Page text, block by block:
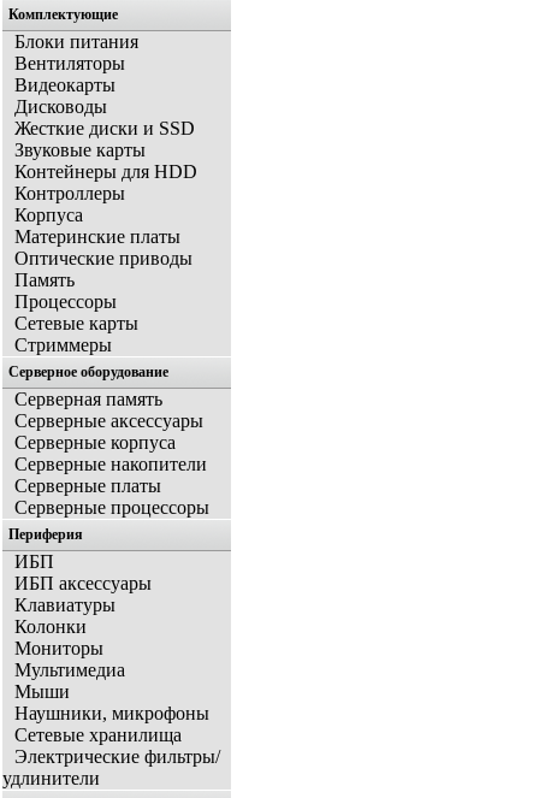
Комплектующие
Блоки питания
Вентиляторы
Видеокарты
Дисководы
Жесткие диски и SSD
Звуковые карты
Контейнеры для HDD
Контроллеры
Корпуса
Материнские платы
Оптические приводы
Память
Процессоры
Сетевые карты
Стриммеры
Серверное оборудование
Серверная память
Серверные аксессуары
Серверные корпуса
Серверные накопители
Серверные платы
Серверные процессоры
Периферия
ИБП
ИБП аксессуары
Клавиатуры
Колонки
Мониторы
Мультимедиа
Мыши
Наушники, микрофоны
Сетевые хранилища
Электрические фильтры/
удлинители